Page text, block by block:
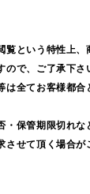
という特性上、
で、ご了承下さ
全てお客様都合
保管期限切れな
せて頂く場合が